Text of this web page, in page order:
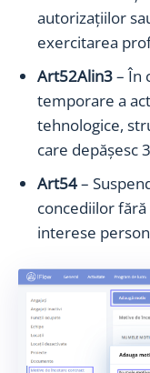
autorizaţiilor
exercitarea
Art52Alin3– În
temporare a
tehnologice,
care depășesc
Art54–
concediilor
interese